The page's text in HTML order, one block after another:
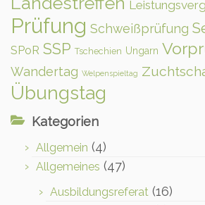
Prüfung Schweißprüfung
SPoR SSP Tschechien Ungarn
Wandertag Welpenspieltag
Übungstag
Kategorien
Allgemein (4)
Allgemeines (47)
Ausbildungsreferat (16)